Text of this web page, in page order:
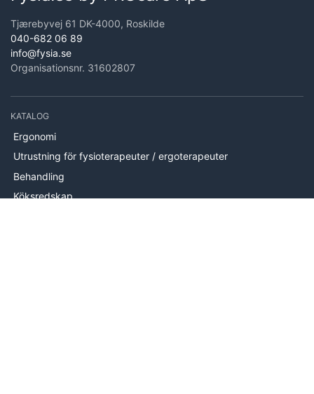
Tjærebyvej 61 DK-4000, Roskilde
040-682 06 89
info@fysia.se
Organisationsnr. 31602807
KATALOG
Ergonomi
Utrustning för fysioterapeuter / ergoterapeuter
Behandling
Köksredskap